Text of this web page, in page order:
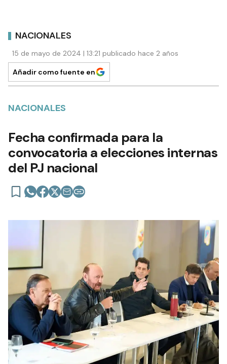
NACIONALES
15 de mayo de 2024 | 13:21 publicado hace 2 años
Añadir como fuente en
NACIONALES
Fecha confirmada para la
convocatoria a elecciones internas
del PJ nacional